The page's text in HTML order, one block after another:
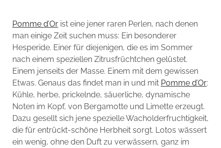
Pomme d’Orist eine jener raren Perlen, nach denen
man einige Zeit suchen muss: Ein besonderer
Hesperide. Einer für diejenigen, die es im Sommer
nach einem speziellen Zitrusfrüchtchen gelüstet.
Einem jenseits der Masse. Einem mit dem gewissen
Etwas. Genaus das findet man in und mit Pomme d’Or:
Kühle, herbe, prickelnde, säuerliche, dynamische
Noten im Kopf, von Bergamotte und Limette erzeugt.
Dazu gesellt sich jene spezielle Wacholderfruchtigkeit,
die für entrückt-schöne Herbheit sorgt. Lotos wässert
ein wenig, ohne den Duft zu verwässern, ganz im